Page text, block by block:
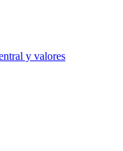
y valores